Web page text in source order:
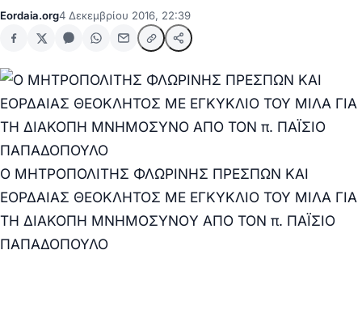
Eordaia.org4 Δεκεμβρίου 2016, 22:39
Ο ΜΗΤΡΟΠΟΛΙΤΗΣ ΦΛΩΡΙΝΗΣ ΠΡΕΣΠΩΝ ΚΑΙ
ΕΟΡΔΑΙΑΣ ΘΕΟΚΛΗΤΟΣ ΜΕ ΕΓΚΥΚΛΙΟ ΤΟΥ ΜΙΛΑ ΓΙΑ
ΤΗ ΔΙΑΚΟΠΗ ΜΝΗΜΟΣΥΝΟY ΑΠΟ ΤΟΝ π. ΠΑΪΣΙΟ
ΠΑΠΑΔΟΠΟΥΛΟ